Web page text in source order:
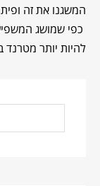
להיות יותר מטרנד